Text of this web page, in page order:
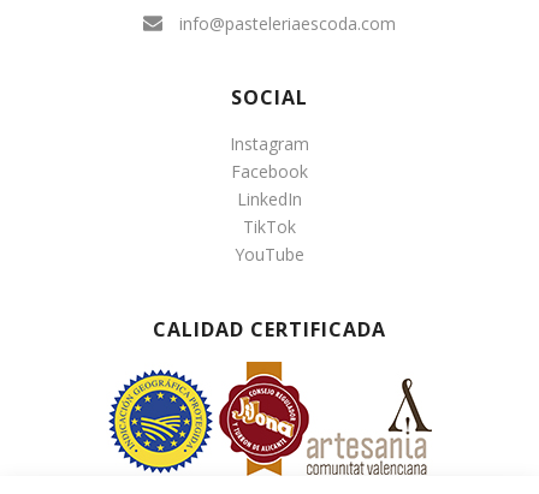
info@pasteleriaescoda.com
SOCIAL
Instagram
Facebook
LinkedIn
TikTok
YouTube
CALIDAD CERTIFICADA